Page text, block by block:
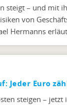
steigt – und mit
von
Hermanns
Jeder Euro
steigen – jetzt